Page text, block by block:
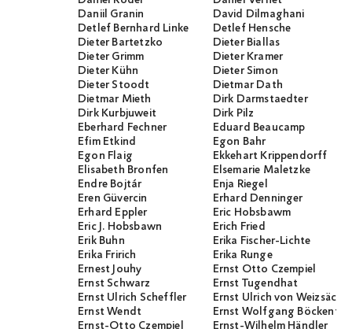
Daniil Granin
David Dilmaghani
Detlef Bernhard Linke
Detlef Hensche
Dieter Bartetzko
Dieter Biallas
Dieter Grimm
Dieter Kramer
Dieter Kühn
Dieter Simon
Dieter Stoodt
Dietmar Dath
Dietmar Mieth
Dirk Darmstaedter
Dirk Kurbjuweit
Dirk Pilz
Eberhard Fechner
Eduard Beaucamp
Efim Etkind
Egon Bahr
Egon Flaig
Ekkehart Krippendorff
Elisabeth Bronfen
Elsemarie Maletzke
Endre Bojtár
Enja Riegel
Eren Güvercin
Erhard Denninger
Erhard Eppler
Eric Hobsbawm
Eric J. Hobsbawn
Erich Fried
Erik Buhn
Erika Fischer-Lichte
Erika Fririch
Erika Runge
Ernest Jouhy
Ernst Otto Czempiel
Ernst Schwarz
Ernst Tugendhat
Ernst Ulrich Scheffler
Ernst Ulrich von Weizsäcker
Ernst Wendt
Ernst Wolfgang
Ernst-Otto Czempiel
Ernst-Wilhelm Händler